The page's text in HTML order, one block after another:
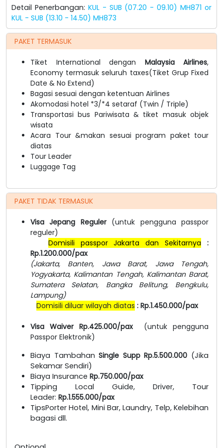
Detail Penerbangan: KUL - SUB (07.20 - 09.10) MH871 or
KUL - SUB (13.10 - 14.50) MH873
PAKET TERMASUK
Tiket International dengan Malaysia Airlines,
Economy termasuk seluruh taxes(Tiket Grup Fixed
Date & No Extend)
Bagasi sesuai dengan ketentuan Airlines
Akomodasi hotel *3/*4 setaraf (Twin / Triple)
Transportasi bus Pariwisata & tiket masuk objek
wisata
Acara Tour &makan sesuai program paket tour
diatas
Tour Leader
Luggage Tag
PAKET TIDAK TERMASUK
Visa Jepang Reguler (untuk pengguna passpor
reguler)
Domisili passpor Jakarta dan Sekitarnya
:
Rp.1.200.000/pax
(Jakarta, Banten, Jawa Barat, Jawa Tengah,
Yogyakarta, Kalimantan Tengah, Kalimantan Barat,
Sumatera Selatan, Bangka Belitung, Bengkulu,
Lampung)
Domisili diluar wilayah diatas : Rp.1.450.000/pax
Visa Waiver Rp.425.000/pax (untuk pengguna
Passpor Elektronik)
Biaya TambahanSingle Supp Rp.5.500.000 (Jika
Sekamar Sendiri)
Biaya Insurance Rp.750.000/pax
Tipping Local Guide, Driver, Tour
Leader: Rp.1.555.000/pax
TipsPorter Hotel, Mini Bar, Laundry, Telp, Kelebihan
bagasi dll.